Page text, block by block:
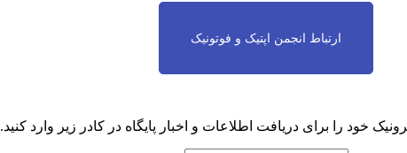
ارتباط انجمن اپتیک و فوتونیک
خود را برای دریافت اطلاعات و اخبار پایگاه در کادر زیر وارد کنید.